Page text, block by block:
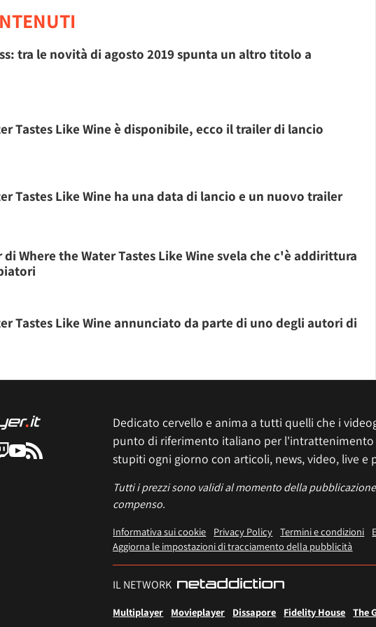
tra le novità di agosto 2019 spunta un altro titolo a
Tastes Like Wine è disponibile, ecco il trailer di lancio
Tastes Like Wine ha una data di lancio e un nuovo trailer
Where the Water Tastes Like Wine svela che c'è addirittura
Tastes Like Wine annunciato da parte di uno degli autori di
Dedicato cervello e anima a tutti quelli che i
punto di riferimento italiano per l'intrattenimento
stupiti ogni giorno con articoli, news, video, live e
Tutti i prezzi sono validi al momento della
compenso.
Informativa sui cookie Privacy Policy Termini e condizioni
Aggiorna le impostazioni di tracciamento della pubblicità
IL NETWORK
Multiplayer Movieplayer Dissapore Fidelity House The